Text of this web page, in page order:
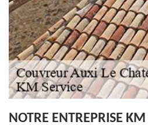
NOTRE ENTREPRISE